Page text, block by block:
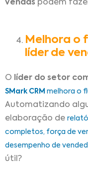
vendas podem
Melhora o
líder de
O líder do setor
SMark CRM melhora o
Automatizando
elaboração de
completos, força de
desempenho de
útil?